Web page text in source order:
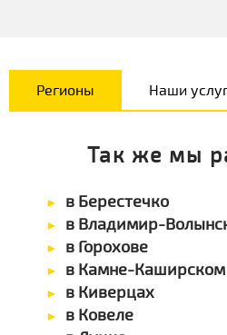
Регионы Наши
Так же мы
в Берестечко
в Владимир-
в Горохове
в Камне-Каширском
в Киверцах
в Ковеле